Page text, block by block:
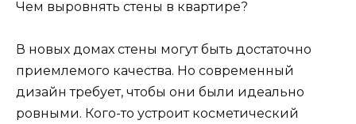
Чем выровнять стены в квартире?
В новых домах стены могут быть достаточно
приемлемого качества. Но современный
дизайн требует, чтобы они были идеально
ровными. Кого-то устроит косметический